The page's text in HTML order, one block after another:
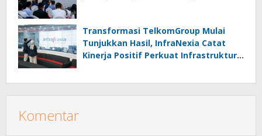
Transformasi TelkomGroup Mulai
Tunjukkan Hasil, InfraNexia Catat
Kinerja Positif Perkuat Infrastruktur
Komentar